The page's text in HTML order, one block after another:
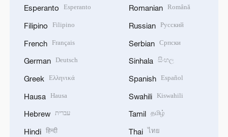
Esperanto Esperanto
Filipino Filipino
French Français
German Deutsch
Greek Ελληνικά
Hausa Hausa
Hebrew עברית
Hindi हिन्दी
Romanian Română
Russian Русский
Serbian Српски
Sinhala සිංහල
Spanish Español
Swahili Kiswahili
Tamil தமிழ்
Thai ไทย